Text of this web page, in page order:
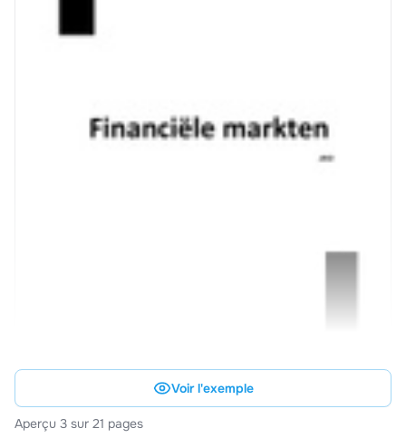
Voir l'exemple
Aperçu 3 sur 21 pages